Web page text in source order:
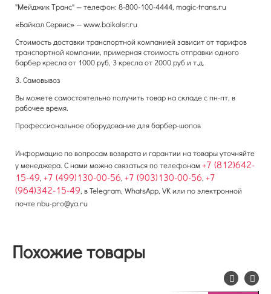
"Мейджик Транс" — телефон: 8-800-100-4444, magic-trans.ru
«Байкал Сервис» — www.baikalsr.ru
Стоимость доставки транспортной компанией зависит от тарифов
транспортной компании, примерная стоимость отправки одного
барбер кресла от 1000 руб, 3 кресла от 2000 руб и т.д.
3. Самовывоз
Вы можете самостоятельно получить товар на складе с пн-пт, в
рабочее время.
Профессиональное оборудование для барбер-шопов
Информацию по вопросам возврата и гарантии на товары уточняйте
у менеджера. С нами можно связаться по телефонам+7 (812)642-
15-49, +7 (499)130-00-56, +7 (903)130-00-56, +7
(964)342-15-49, в Telegram, WhatsApp, VK или по электронной
почтеnbu-pro@ya.ru
Похожие товары